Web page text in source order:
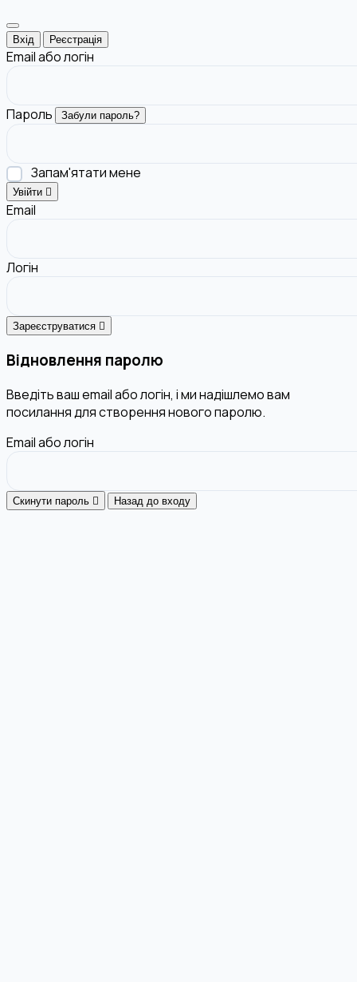
Вхід Реєстрація
Email або логін
Пароль Забули пароль?
Запам'ятати мене
Увійти
Email
Логін
Зареєструватися
Відновлення паролю
Введіть ваш email або логін, і ми надішлемо вам
посилання для створення нового паролю.
Email або логін
Скинути пароль Назад до входу